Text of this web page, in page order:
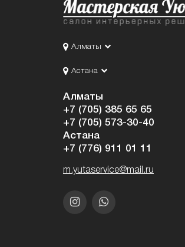
Алматы
Астана
Алматы
+7 (705) 385 65 65
+7 (705) 573-30-40
Астана
+7 (776) 911 01 11
m.yutaservice@mail.ru